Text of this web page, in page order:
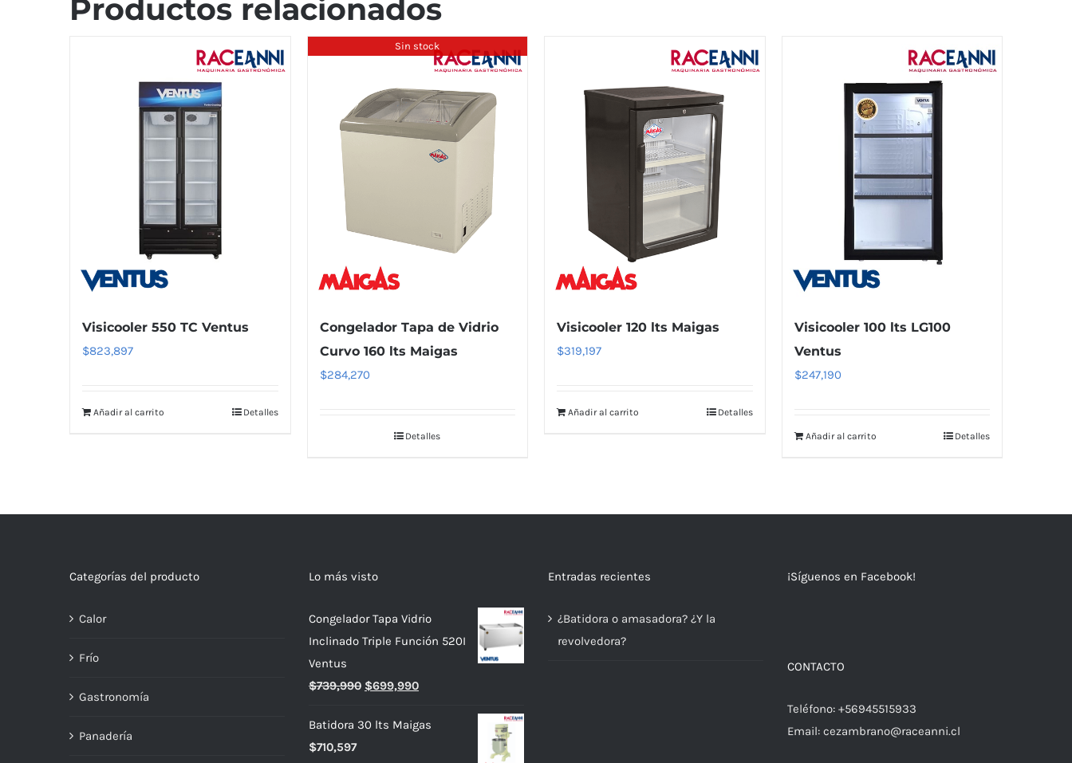
Productos relacionados
Visicooler 550 TC Ventus
$823,897
Añadir al carrito Detalles
Sin stock
Congelador Tapa de Vidrio
Curvo 160 lts Maigas
$284,270
Detalles
Visicooler 120 lts Maigas
$319,197
Añadir al carrito Detalles
Visicooler 100 lts LG100
Ventus
$247,190
Añadir al carrito Detalles
Categorías del producto
Calor
Frío
Gastronomía
Panadería
Lo más visto
Congelador Tapa Vidrio
Inclinado Triple Función 520I
Ventus
$739,990 El
original
$699,990El
actual
Batidora 30 lts Maigas
$710,597
Entradas recientes
¿Batidora o amasadora? ¿Y la
revolvedora?
¡Síguenos en Facebook!
CONTACTO
Teléfono: +56945515933
Email: cezambrano@raceanni.cl